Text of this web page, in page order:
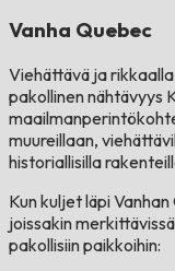
Vanha Quebec
Viehättävä ja
pakollinen nähtävyys
muureillaan,
historiallisilla
Kun kuljet läpi
joissakin
pakollisiin paikkoihin: